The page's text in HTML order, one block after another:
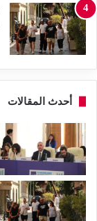
أحدث المقالات